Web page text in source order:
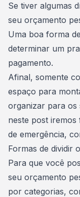
Se tiver algumas
seu orçamento
Uma boa forma
determinar um
pagamento.
Afinal, somente
espaço para
organizar para os
neste post
de emergência,
Formas de dividir
Para que você
seu orçamento
por categorias,